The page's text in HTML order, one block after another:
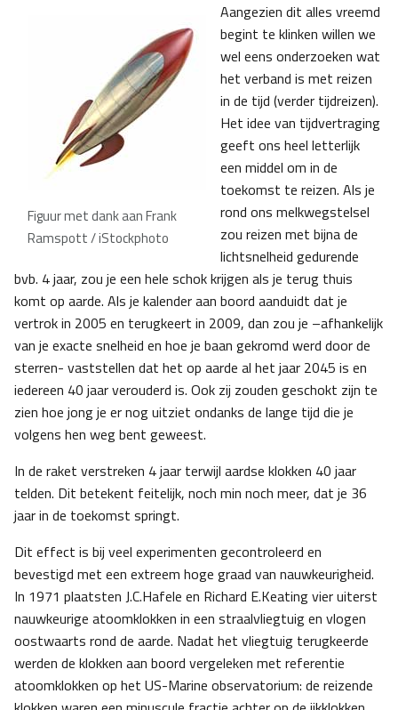
Figuur met dank aan Frank
Ramspott / iStockphoto
Aangezien dit alles vreemd
begint te klinken willen we
wel eens onderzoeken wat
het verband is met reizen
in de tijd (verder tijdreizen).
Het idee van tijdvertraging
geeft ons heel letterlijk
een middel om in de
toekomst te reizen. Als je
rond ons melkwegstelsel
zou reizen met bijna de
lichtsnelheid gedurende
bvb. 4 jaar, zou je een hele schok krijgen als je terug thuis
komt op aarde. Als je kalender aan boord aanduidt dat je
vertrok in 2005 en terugkeert in 2009, dan zou je –afhankelijk
van je exacte snelheid en hoe je baan gekromd werd door de
sterren- vaststellen dat het op aarde al het jaar 2045 is en
iedereen 40 jaar verouderd is. Ook zij zouden geschokt zijn te
zien hoe jong je er nog uitziet ondanks de lange tijd die je
volgens hen weg bent geweest.
In de raket verstreken 4 jaar terwijl aardse klokken 40 jaar
telden. Dit betekent feitelijk, noch min noch meer, dat je 36
jaar in de toekomst springt.
Dit effect is bij veel experimenten gecontroleerd en
bevestigd met een extreem hoge graad van nauwkeurigheid.
In 1971 plaatsten J.C.Hafele en Richard E.Keating vier uiterst
nauwkeurige atoomklokken in een straalvliegtuig en vlogen
oostwaarts rond de aarde. Nadat het vliegtuig terugkeerde
werden de klokken aan boord vergeleken met referentie
atoomklokken op het US-Marine observatorium: de reizende